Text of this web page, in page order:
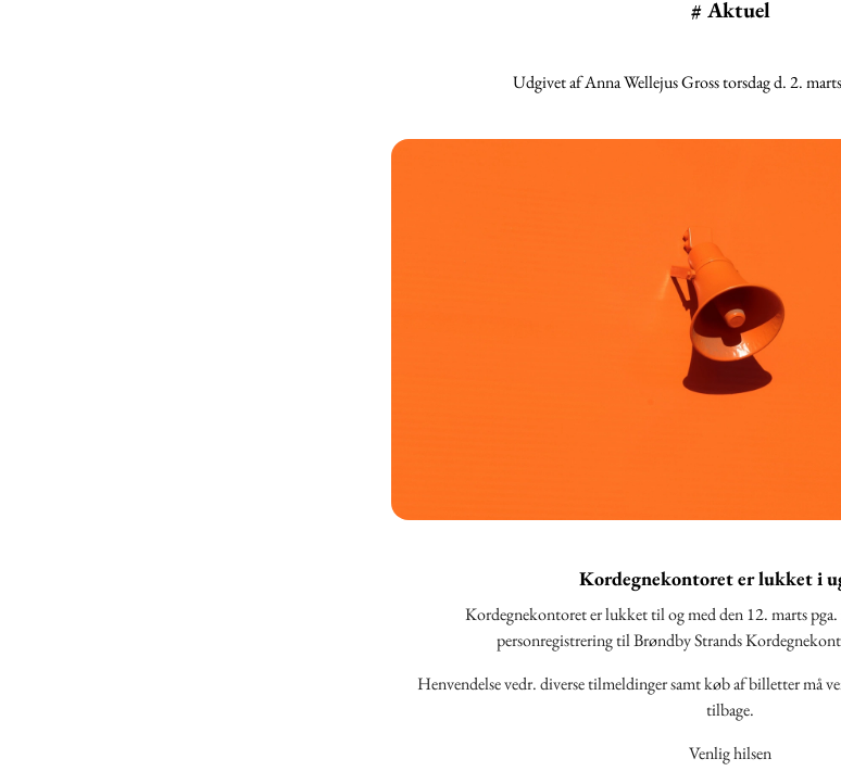
#Aktuel
Udgivet af Anna Wellejus Gross torsdag d. 2.
Kordegnekontoret er lukket i
Kordegnekontoret er lukket til og med den 12. marts pga.
personregistrering til Brøndby Strands
Henvendelse vedr. diverse tilmeldinger samt køb af billetter må
tilbage.
Venlig hilsen